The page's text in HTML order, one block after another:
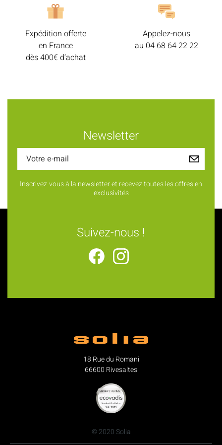
Expédition offerte
en France
dès 400€ d’achat
Appelez-nous
au 04 68 64 22 22
Newsletter
Inscrivez-vous à la newsletter et recevez toutes les offres en
exclusivités
Suivez-nous !
18 Rue du Romani
66600 Rivesaltes
© 2020 Solia